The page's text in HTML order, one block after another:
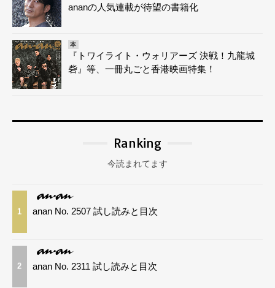
ananの人気連載が待望の書籍化
本
『トワイライト・ウォリアーズ 決戦！九龍城
砦』等、一冊丸ごと香港映画特集！
Ranking
今読まれてます
1 anan No. 2507 試し読みと目次
2 anan No. 2311 試し読みと目次